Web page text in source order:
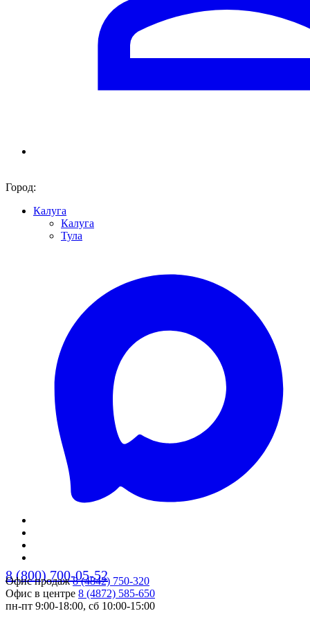
Город:
Калуга
Калуга
Тула
8 (800) 700-05-52
Офис продаж8 (4842) 750-320
Офис в центре 8 (4872) 585-650
пн-пт 9:00-18:00, сб 10:00-15:00